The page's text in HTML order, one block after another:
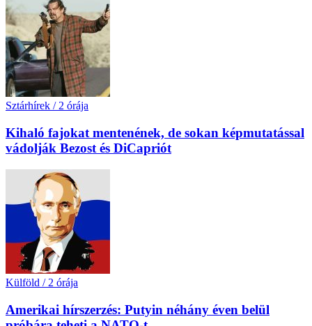
Sztárhírek / 2 órája
Kihaló fajokat mentenének, de sokan képmutatással
vádolják Bezost és DiCapriót
Külföld / 2 órája
Amerikai hírszerzés: Putyin néhány éven belül